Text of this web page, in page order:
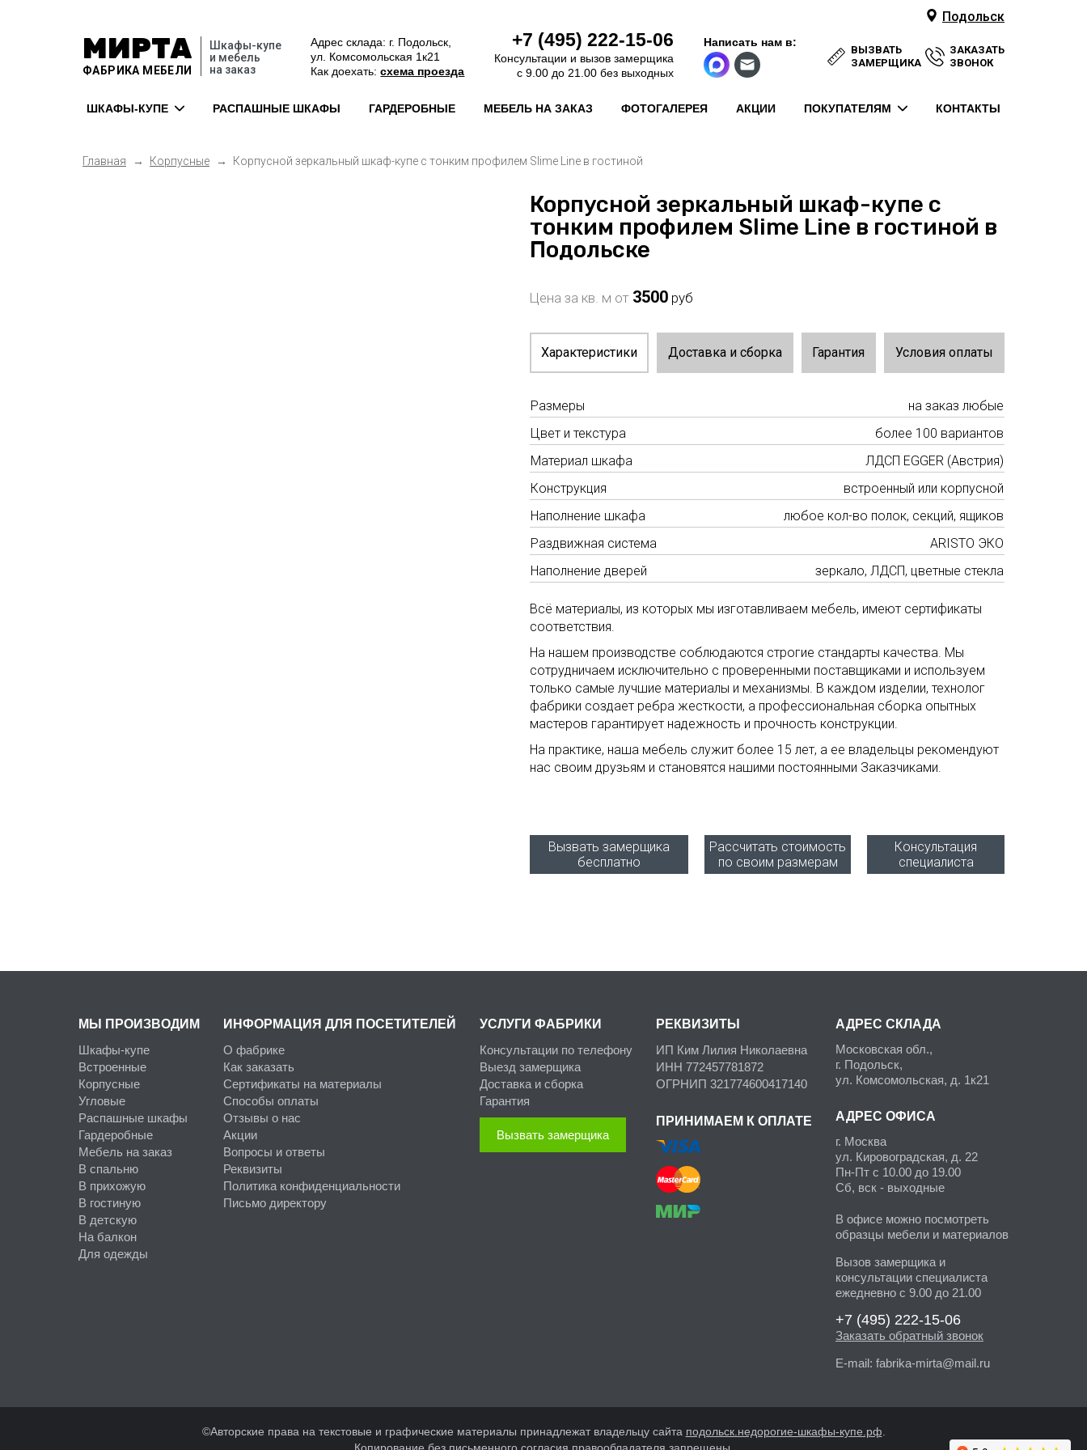
Подольск
МИРТА
ФАБРИКА МЕБЕЛИ
Шкафы-купе
и мебель
на заказ
Адрес склада: г. Подольск,
ул. Комсомольская 1к21
Как доехать:схема проезда
+7 (495) 222-15-06
Консультации и вызов замерщика
с 9.00 до 21.00 без выходных
Написать нам в:
ВЫЗВАТЬ
ЗАМЕРЩИКА
ЗАКАЗАТЬ
ЗВОНОК
ШКАФЫ-КУПЕ РАСПАШНЫЕ ШКАФЫ ГАРДЕРОБНЫЕ МЕБЕЛЬ НА ЗАКАЗ ФОТОГАЛЕРЕЯ АКЦИИ ПОКУПАТЕЛЯМ КОНТАКТЫ
Главная Корпусные Корпусной зеркальный шкаф-купе с тонким профилем Slime Line в гостиной
Корпусной зеркальный шкаф-купе с
тонким профилем Slime Line в гостиной в
Подольске
Цена за кв. м от 3500 руб
Характеристики Доставка и сборка Гарантия Условия оплаты
Размеры
на заказ любые
Цвет и текстура
более 100 вариантов
Материал шкафа
ЛДСП EGGER (Австрия)
Конструкция
встроенный или корпусной
Наполнение шкафа
любое кол-во полок, секций, ящиков
Раздвижная система
ARISTO ЭКО
Наполнение дверей
зеркало, ЛДСП, цветные стекла
Всё материалы, из которых мы изготавливаем мебель, имеют сертификаты
соответствия.
На нашем производстве соблюдаются строгие стандарты качества. Мы
сотрудничаем исключительно с проверенными поставщиками и используем
только самые лучшие материалы и механизмы. В каждом изделии, технолог
фабрики создает ребра жесткости, а профессиональная сборка опытных
мастеров гарантирует надежность и прочность конструкции.
На практике, наша мебель служит более 15 лет, а ее владельцы рекомендуют
нас своим друзьям и становятся нашими постоянными Заказчиками.
Вызвать замерщика
бесплатно
Рассчитать стоимость
по своим размерам
Консультация
специалиста
МЫ ПРОИЗВОДИМ
Шкафы-купе
Встроенные
Корпусные
Угловые
Распашные шкафы
Гардеробные
Мебель на заказ
В спальню
В прихожую
В гостиную
В детскую
На балкон
Для одежды
ИНФОРМАЦИЯ ДЛЯ ПОСЕТИТЕЛЕЙ
О фабрике
Как заказать
Сертификаты на материалы
Способы оплаты
Отзывы о нас
Акции
Вопросы и ответы
Реквизиты
Политика конфиденциальности
Письмо директору
УСЛУГИ ФАБРИКИ
Консультации по телефону
Выезд замерщика
Доставка и сборка
Гарантия
Вызвать замерщика
РЕКВИЗИТЫ
ИП Ким Лилия Николаевна
ИНН 772457781872
ОГРНИП 321774600417140
ПРИНИМАЕМ К ОПЛАТЕ
АДРЕС СКЛАДА
Московская обл.,
г. Подольск,
ул. Комсомольская, д. 1к21
АДРЕС ОФИСА
г. Москва
ул. Кировоградская, д. 22
Пн-Пт с 10.00 до 19.00
Сб, вск - выходные
В офисе можно посмотреть
образцы мебели и материалов
Вызов замерщика и
консультации специалиста
ежедневно с 9.00 до 21.00
+7 (495) 222-15-06
Заказать обратный звонок
E-mail: fabrika-mirta@mail.ru
©Авторские права на текстовые и графические материалы принадлежат владельцу сайта подольск.недорогие-шкафы-купе.рф